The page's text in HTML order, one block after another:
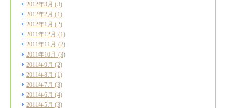
2012年3月 (3)
2012年2月 (1)
2012年1月 (2)
2011年12月 (1)
2011年11月 (2)
2011年10月 (3)
2011年9月 (2)
2011年8月 (1)
2011年7月 (3)
2011年6月 (4)
2011年5月 (3)